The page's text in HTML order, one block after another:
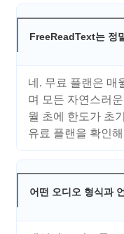
FreeReadText는 정
네. 무료 플랜은 매
며 모든 자연스러
월 초에 한도가 초
유료 플랜을 확인
어떤 오디오 형식과